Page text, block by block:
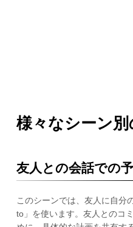
様々なシーン別
友人との会話での
このシーンでは、友人に自分
to」を使います。友人とのコ